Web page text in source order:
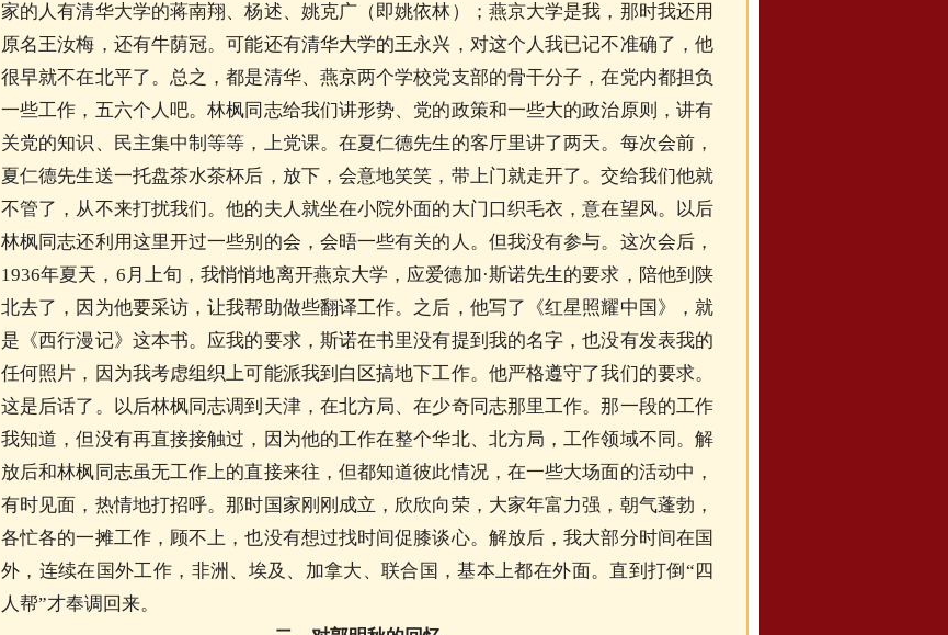
家的人有清华大学的蒋南翔、杨述、姚克广（即姚依林）；燕京大学是我，那时我还用
原名王汝梅，还有牛荫冠。可能还有清华大学的王永兴，对这个人我已记不准确了，他
很早就不在北平了。总之，都是清华、燕京两个学校党支部的骨干分子，在党内都担负
一些工作，五六个人吧。林枫同志给我们讲形势、党的政策和一些大的政治原则，讲有
关党的知识、民主集中制等等，上党课。在夏仁德先生的客厅里讲了两天。每次会前，
夏仁德先生送一托盘茶水茶杯后，放下，会意地笑笑，带上门就走开了。交给我们他就
不管了，从不来打扰我们。他的夫人就坐在小院外面的大门口织毛衣，意在望风。以后
林枫同志还利用这里开过一些别的会，会晤一些有关的人。但我没有参与。这次会后，
1936年夏天，6月上旬，我悄悄地离开燕京大学，应爱德加·斯诺先生的要求，陪他到陕
北去了，因为他要采访，让我帮助做些翻译工作。之后，他写了《红星照耀中国》，就
是《西行漫记》这本书。应我的要求，斯诺在书里没有提到我的名字，也没有发表我的
任何照片，因为我考虑组织上可能派我到白区搞地下工作。他严格遵守了我们的要求。
这是后话了。以后林枫同志调到天津，在北方局、在少奇同志那里工作。那一段的工作
我知道，但没有再直接接触过，因为他的工作在整个华北、北方局，工作领域不同。解
放后和林枫同志虽无工作上的直接来往，但都知道彼此情况，在一些大场面的活动中，
有时见面，热情地打招呼。那时国家刚刚成立，欣欣向荣，大家年富力强，朝气蓬勃，
各忙各的一摊工作，顾不上，也没有想过找时间促膝谈心。解放后，我大部分时间在国
外，连续在国外工作，非洲、埃及、加拿大、联合国，基本上都在外面。直到打倒“四
人帮”才奉调回来。